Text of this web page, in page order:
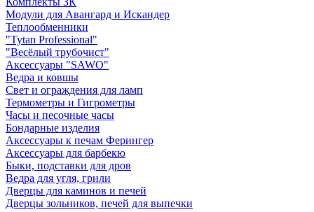
Модули для Авангард и Искандер
Теплообменники
"Tytan Professional"
"Весёлый трубочист"
Аксессуары "SAWO"
Ведра и ковшы
Свет и ограждения для ламп
Термометры и Гигрометры
Часы и песочные часы
Бондарные изделия
Аксессуары к печам Ферингер
Аксессуары для барбекю
Быки, подставки для дров
Ведра для угля, грили
Дверцы для каминов и печей
Дверцы зольников, печей для выпечки